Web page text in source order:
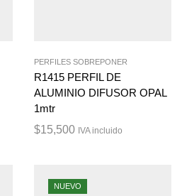
PERFILES SOBREPONER
R1415 PERFIL DE
ALUMINIO DIFUSOR OPAL
1mtr
$15,500 IVA incluido
NUEVO